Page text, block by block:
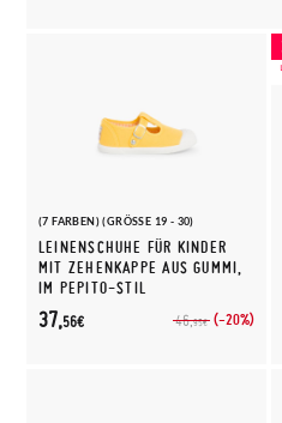
(7 FARBEN) (GRÖSSE 19 - 30)
LEINENSCHUHE FÜR KINDER
MIT ZEHENKAPPE AUS GUMMI,
IM PEPITO-STIL
46,95€ (-20%)
37,56€